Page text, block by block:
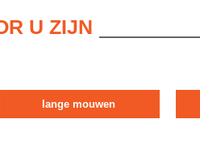
U ZIJN
lange mouwen